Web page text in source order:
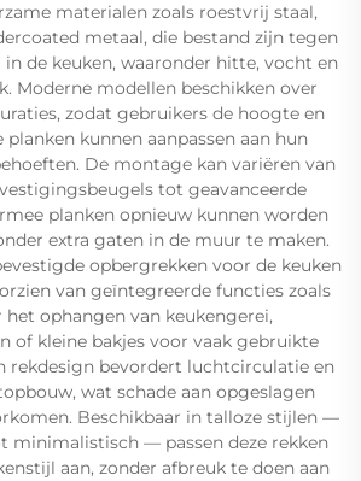
materialen zoals roestvrij staal,
metaal, die bestand zijn tegen
de keuken, waaronder hitte, vocht en
Moderne modellen beschikken over
zodat gebruikers de hoogte en
kunnen aanpassen aan hun
De montage kan variëren van
tot geavanceerde
planken opnieuw kunnen worden
extra gaten in de muur te maken.
opbergrekken voor de keuken
van geïntegreerde functies zoals
het ophangen van keukengerei,
of kleine bakjes voor vaak gebruikte
rekdesign bevordert luchtcirculatie en
wat schade aan opgeslagen
Beschikbaar in talloze stijlen —
minimalistisch — passen deze rekken
aan, zonder afbreuk te doen aan